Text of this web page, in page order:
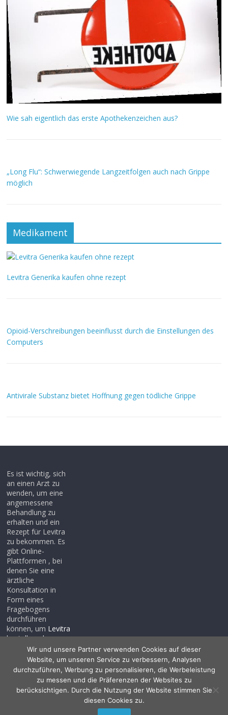
Wie sah eigentlich das erste Apothekenzeichen aus?
„Long Flu“: Schwerwiegende Langzeitfolgen auch nach Grippe
möglich
Medikament
Levitra Generika kaufen ohne rezept
Opioid-Verschreibungen beeinflusst durch die Einstellungen des
Computers
Antivirale Substanz bietet Hoffnung gegen tödliche Grippe
Es ist wichtig, sich
an einen Arzt zu
wenden, um eine
angemessene
Behandlung zu
erhalten und ein
Rezept für Levitra
zu bekommen. Es
gibt Online-
Plattformen , bei
denen Sie eine
ärztliche
Konsultation in
Form eines
Fragebogens
durchführen
können, um Levitra
bestellen ohne
rezept, auch wenn
Sie noch kein
Rezept haben .
Wir und unsere Partner verwenden Cookies auf dieser
Website, um unseren Service zu verbessern, Analysen
durchzuführen, Werbung zu personalisieren, die Werbeleistung
zu messen und die Präferenzen der Websites zu
berücksichtigen. Durch die Nutzung der Website stimmen Sie
diesen Cookies zu.